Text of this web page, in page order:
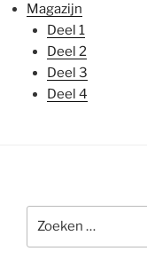
Magazijn
Deel 1
Deel 2
Deel 3
Deel 4
naar: